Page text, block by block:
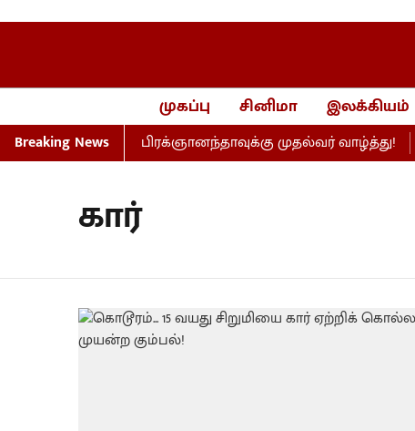
முகப்பு சினிமா இலக்கியம்
Breaking News
செஸ் போட்டி – பிரக்ஞானந்தாவுக்கு முதல்வர் வாழ்த்து!
கார்